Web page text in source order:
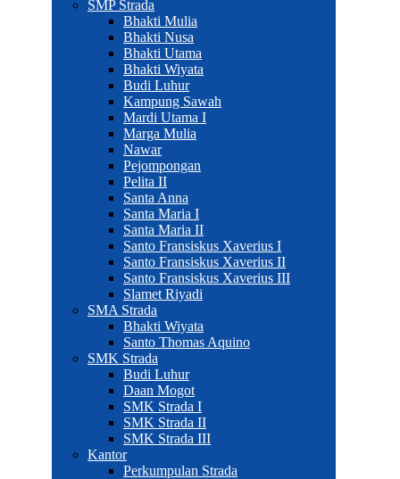
SMP Strada
Bhakti Mulia
Bhakti Nusa
Bhakti Utama
Bhakti Wiyata
Budi Luhur
Kampung Sawah
Mardi Utama I
Marga Mulia
Nawar
Pejompongan
Pelita II
Santa Anna
Santa Maria I
Santa Maria II
Santo Fransiskus Xaverius I
Santo Fransiskus Xaverius II
Santo Fransiskus Xaverius III
Slamet Riyadi
SMA Strada
Bhakti Wiyata
Santo Thomas Aquino
SMK Strada
Budi Luhur
Daan Mogot
SMK Strada I
SMK Strada II
SMK Strada III
Kantor
Perkumpulan Strada